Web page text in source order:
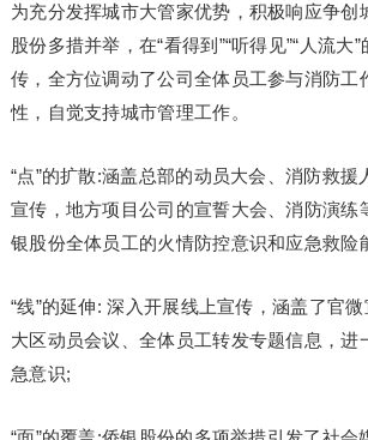
为充分发挥城市大管家优势，积极响应争创
股份多措并举，在“看得到”“听得见”“人流大
传，全方位调动了公司全体员工参与消防工
性，自觉支持城市管理工作。
“点”的扩散:涵盖总部的动员大会、消防救
宣传，地方项目公司的宣誓大会、消防演练
银股份全体员工的火情防控意识和应急救险
“线”的延伸: 深入开展线上宣传，涵盖了官微
大区动员会议、全体员工转发专题信息，进
急意识;